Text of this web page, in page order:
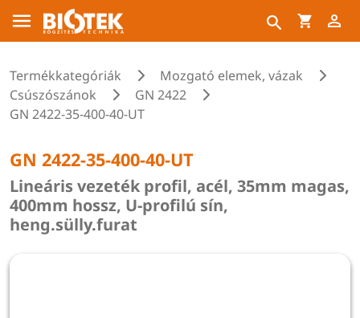
Termékkategóriák
Mozgató elemek, vázak
Csúszószánok
GN 2422
GN 2422-35-400-40-UT
GN 2422-35-400-40-UT
Lineáris vezeték profil, acél, 35mm magas,
400mm hossz, U-profilú sín,
heng.sülly.furat